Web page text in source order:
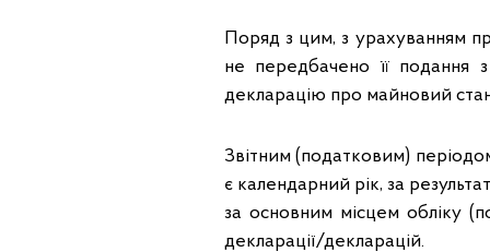
Поряд з цим, з урахуванням
не передбачено її подання
декларацію про майновий
Звітним (податковим)
є календарний рік, за
за основним місцем обліку
декларації/декларацій.